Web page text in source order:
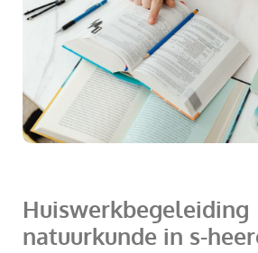
Huiswerkbegeleiding
natuurkunde in s-